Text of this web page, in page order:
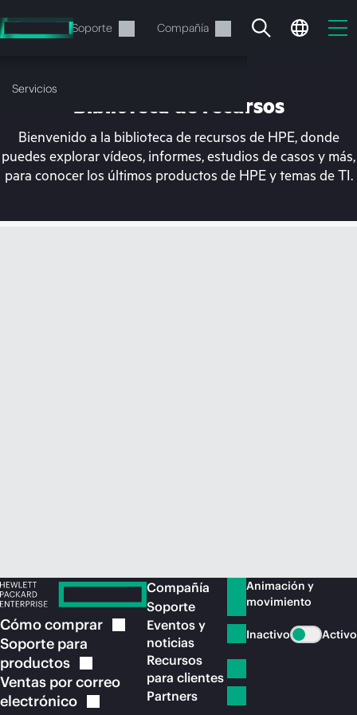
al
contenido
Soporte Compañía
Servicios
En estos momentos, tu
Biblioteca de recursos
Bienvenido a la biblioteca de recursos de HPE, donde
puedes explorar vídeos, informes, estudios de casos y más,
para conocer los últimos productos de HPE y temas de TI.
Cómocomprar
Soporte para
productos
Ventas por correo
electrónico
Compañía
Soporte
Eventos y
noticias
Recursos
para clientes
Partners
Animación y
movimiento
Inactivo Activo